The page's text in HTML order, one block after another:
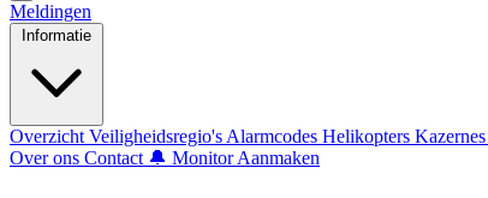
Meldingen
Informatie
Overzicht Veiligheidsregio's Alarmcodes Helikopters Kazernes
Over ons Contact 🔔 Monitor Aanmaken